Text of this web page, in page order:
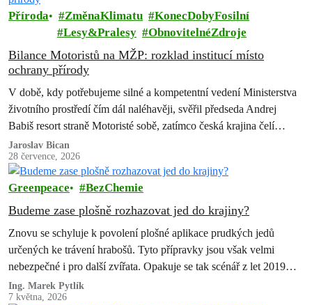
Příroda ZměnaKlimatu
KonecDobyFosilní
Lesy&Pralesy
ObnovitelnéZdroje
Bilance Motoristů na MŽP: rozklad institucí místo
ochrany přírody
V době, kdy potřebujeme silné a kompetentní vedení Ministerstva
životního prostředí čím dál naléhavěji, svěřil předseda Andrej
Babiš resort straně Motoristé sobě, zatímco česká krajina čelí
suchu, erozi půdy, úbytku…
Jaroslav Bican
28 července, 2026
Greenpeace BezChemie
Budeme zase plošně rozhazovat jed do krajiny?
Znovu se schyluje k povolení plošné aplikace prudkých jedů
určených ke trávení hrabošů. Tyto přípravky jsou však velmi
nebezpečné i pro další zvířata. Opakuje se tak scénář z let 2019…
Ing. Marek Pytlík
7 května, 2026